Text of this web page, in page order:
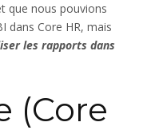
que nous pouvions
dans Core HR, mais
les rapports dans
(Core